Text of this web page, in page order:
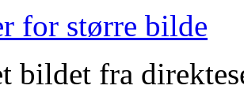
for større bilde
bildet fra